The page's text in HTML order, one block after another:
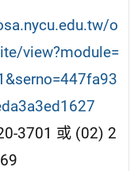
o
view?module=
3701 或 (02) 2